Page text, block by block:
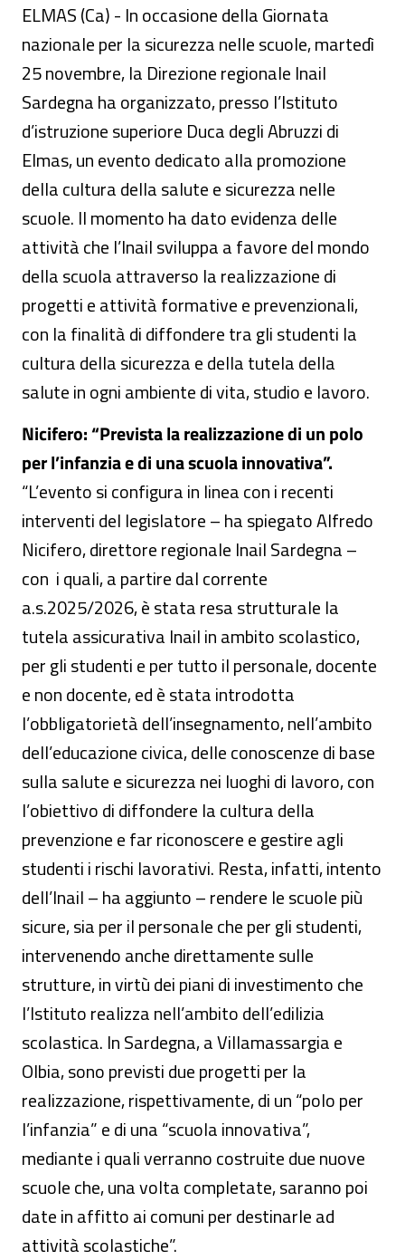
ELMAS (Ca) - In occasione della Giornata
nazionale per la sicurezza nelle scuole, martedì
25 novembre, la Direzione regionale Inail
Sardegna ha organizzato, presso l’Istituto
d’istruzione superiore Duca degli Abruzzi di
Elmas, un evento dedicato alla promozione
della cultura della salute e sicurezza nelle
scuole. Il momento ha dato evidenza delle
attività che l’Inail sviluppa a favore del mondo
della scuola attraverso la realizzazione di
progetti e attività formative e prevenzionali,
con la finalità di diffondere tra gli studenti la
cultura della sicurezza e della tutela della
salute in ogni ambiente di vita, studio e lavoro.
Nicifero: “Prevista la realizzazione di un polo
per l’infanzia e di una scuola innovativa”.
“L’evento si configura in linea con i recenti
interventi del legislatore – ha spiegato Alfredo
Nicifero, direttore regionale Inail Sardegna –
con i quali, a partire dal corrente
a.s.2025/2026, è stata resa strutturale la
tutela assicurativa Inail in ambito scolastico,
per gli studenti e per tutto il personale, docente
e non docente, ed è stata introdotta
l’obbligatorietà dell’insegnamento, nell’ambito
dell’educazione civica, delle conoscenze di base
sulla salute e sicurezza nei luoghi di lavoro, con
l’obiettivo di diffondere la cultura della
prevenzione e far riconoscere e gestire agli
studenti i rischi lavorativi. Resta, infatti, intento
dell’Inail – ha aggiunto – rendere le scuole più
sicure, sia per il personale che per gli studenti,
intervenendo anche direttamente sulle
strutture, in virtù dei piani di investimento che
l’Istituto realizza nell’ambito dell’edilizia
scolastica. In Sardegna, a Villamassargia e
Olbia, sono previsti due progetti per la
realizzazione, rispettivamente, di un “polo per
l’infanzia” e di una “scuola innovativa”,
mediante i quali verranno costruite due nuove
scuole che, una volta completate, saranno poi
date in affitto ai comuni per destinarle ad
attività scolastiche”.